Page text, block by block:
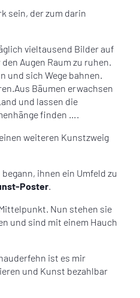
sein, der zum darin
vieltausend Bilder auf
Augen Raum zu ruhen.
und sich Wege bahnen.
Bäumen erwachsen
und lassen die
finden ….
weiteren Kunstzweig
ihnen ein Umfeld zu
Poster
Nun stehen sie
und sind mit einem Hauch
ist es mir
und Kunst bezahlbar